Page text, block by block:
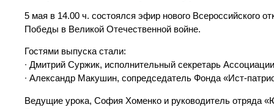
5 мая в 14.00 ч. состоялся эфир нового Всероссийского
Победы в Великой Отечественной войне.
Гостями выпуска стали:
∙ Дмитрий Суржик, исполнительный секретарь
∙ Александр Макушин, сопредседатель Фонда «Ист-
Ведущие урока, София Хоменко и руководитель отряда